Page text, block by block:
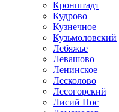
Кронштадт
Кудрово
Кузнечное
Кузьмоловский
Лебяжье
Левашово
Ленинское
Лесколово
Лесогорский
Лисий Нос